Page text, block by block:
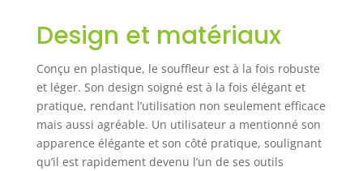
Design et matériaux
Conçu en plastique, le souffleur est à la fois robuste
et léger. Son design soigné est à la fois élégant et
pratique, rendant l’utilisation non seulement efficace
mais aussi agréable. Un utilisateur a mentionné son
apparence élégante et son côté pratique, soulignant
qu’il est rapidement devenu l’un de ses outils